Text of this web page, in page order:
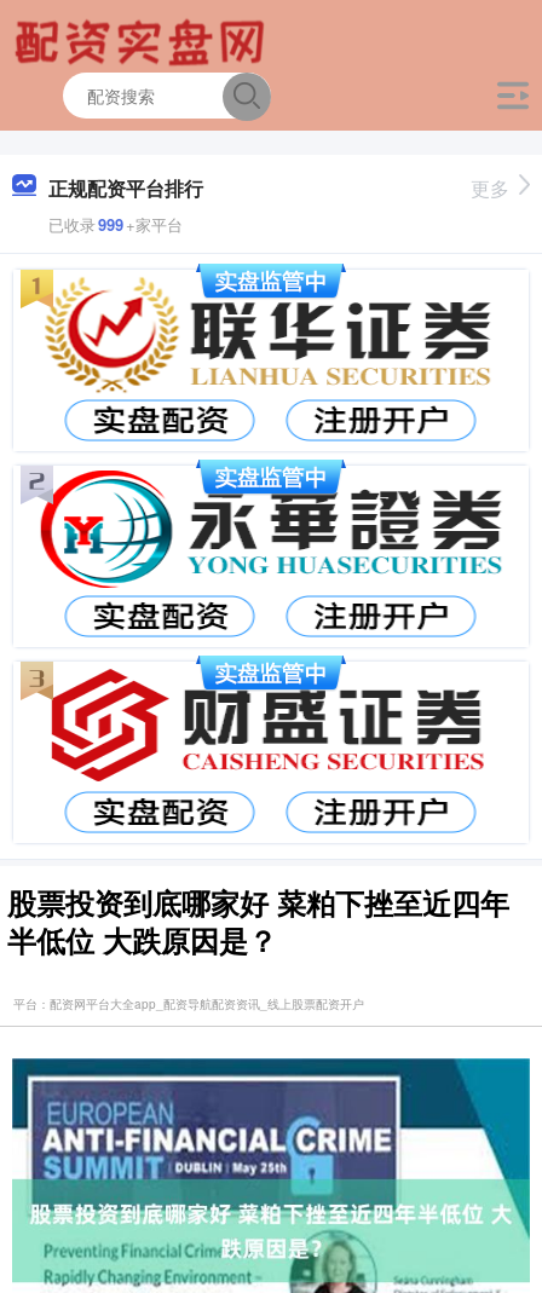
正规配资平台排行
已收录999+家平台
更多
股票投资到底哪家好 菜粕下挫至近四年
半低位 大跌原因是？
平台：配资网平台大全app_配资导航配资资讯_线上股票配资开户